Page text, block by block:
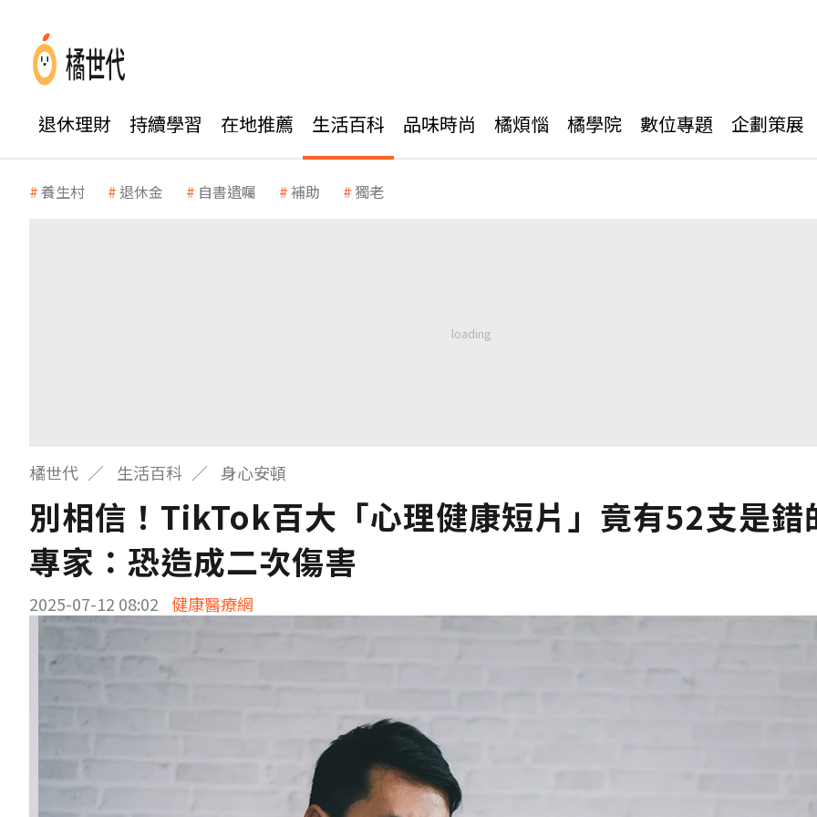
退休理財 持續學習 在地推薦 生活百科 品味時尚 橘煩惱 橘學院 數位專題 企劃策展
養生村 退休金 自書遺囑 補助 獨老
橘世代 生活百科 身心安頓
別相信！TikTok百大「心理健康短片」竟有52支是錯
專家：恐造成二次傷害
2025-07-12 08:02 健康醫療網